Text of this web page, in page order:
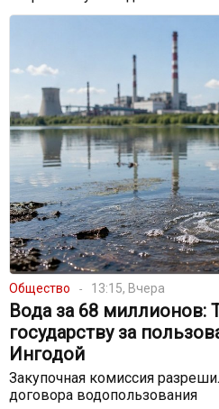
Общество 13:15, Вчера
Вода за 68 миллионов:
государству за
Ингодой
Закупочная комиссия
договора водопользования